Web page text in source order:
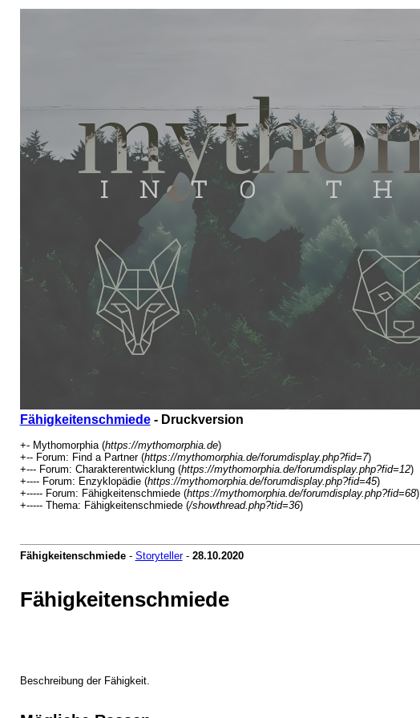
Fähigkeitenschmiede- Druckversion
+- Mythomorphia (https://mythomorphia.de)
+-- Forum: Find a Partner (https://mythomorphia.de/forumdisplay.php?fid=7)
+--- Forum: Charakterentwicklung (https://mythomorphia.de/forumdisplay.php?fid=12)
+---- Forum: Enzyklopädie (https://mythomorphia.de/forumdisplay.php?fid=45)
+----- Forum: Fähigkeitenschmiede (https://mythomorphia.de/forumdisplay.php?fid=68)
+----- Thema: Fähigkeitenschmiede (/showthread.php?tid=36)
Fähigkeitenschmiede- Storyteller- 28.10.2020
Fähigkeitenschmiede
Beschreibung der Fähigkeit.